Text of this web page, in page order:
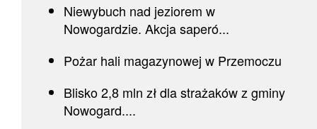
Niewybuch nad jeziorem w
Nowogardzie. Akcja saperó...
Pożar hali magazynowej w Przemoczu
Blisko 2,8 mln zł dla strażaków z gminy
Nowogard....